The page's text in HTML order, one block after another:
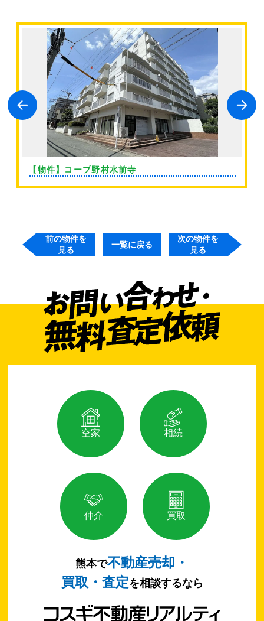
【物件】コープ野村水前寺
前の物件を
見る
一覧に戻る
次の物件を
見る
空家 相続
仲介 買取
熊本で不動産売却・
買取・査定を相談するなら